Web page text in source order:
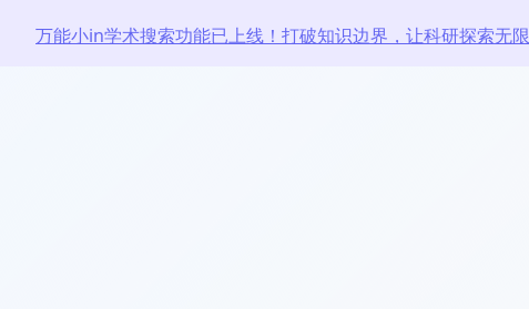
万能小in学术搜索功能已上线！打破知识边界，让科研探索无限